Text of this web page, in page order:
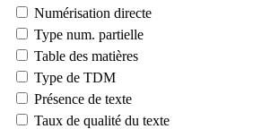
Numérisation directe
Type num. partielle
Table des matières
Type de TDM
Présence de texte
Taux de qualité du texte